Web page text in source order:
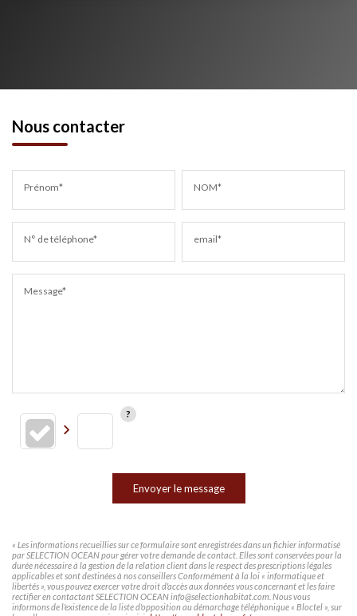
Nous contacter
Prénom* NOM*
N° de téléphone* email*
Message*
Envoyer le message
« Les informations recueillies sur ce formulaire sont enregistrées dans un fichier informatisé
par SELECTION OCEAN pour gérer votre demande de contact. Elles sont conservées pour la
durée nécessaire à la gestion de la relation client dans le respect des prescriptions légales
applicables et sont destinées à nos conseillers Conformément à la loi « informatique et
libertés », vous pouvez exercer votre droit d'accès aux données vous concernant et les faire
rectifier en contactant SELECTION OCEAN info@selectionhabitat.com. Nous vous
informons de l'existence de la liste d'opposition au démarchage téléphonique « Bloctel », sur